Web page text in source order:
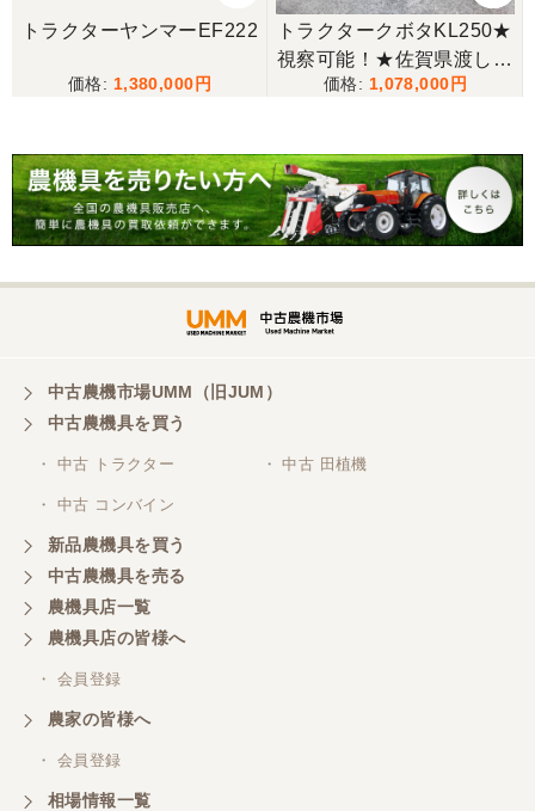
トラクターヤンマーEF222
1,380,000
トラクタークボタKL250★
視察可能！★佐賀県渡し
クボタ トラクター KL250
ー RL5K ロータリー 現状
渡し【P11475389】
1,078,000
中古農機市場UMM（旧JUM）
中古農機具を買う
・ 中古 トラクター ・ 中古 田植機
・ 中古 コンバイン
新品農機具を買う
中古農機具を売る
農機具店一覧
農機具店の皆様へ
・ 会員登録
農家の皆様へ
・ 会員登録
相場情報一覧